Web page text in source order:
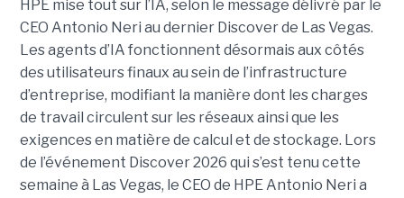
HPE mise tout sur l’IA, selon le message délivré par le
CEO Antonio Neri au dernier Discover de Las Vegas.
Les agents d’IA fonctionnent désormais aux côtés
des utilisateurs finaux au sein de l’infrastructure
d’entreprise, modifiant la manière dont les charges
de travail circulent sur les réseaux ainsi que les
exigences en matière de calcul et de stockage. Lors
de l’événement Discover 2026 qui s’est tenu cette
semaine à Las Vegas, le CEO de HPE Antonio Neri a